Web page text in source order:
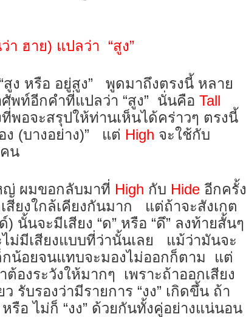
า ฮาย) แปลว่า “สูง”
ง หรือ อยู่สูง” พูดมาถึงตรงนี้ หลาย
พท์อีกคำที่แปลว่า “สูง” นั่นคือ Tall
อจะสรุปให้ท่านเห็นได้คร่าวๆ ตรงนี้
ง (บางอย่าง)” แต่ High จะใช้กับ
น
ญ่ ผมขอกลับมาที่ High กับ Hide อีกครั้ง
สียงใกล้เคียงกันมาก แต่ถ้าจะสังเกต
) นั้นจะมีเสียง “ด” หรือ “ดึ” ลงท้ายสั้นๆ
ไม่มีเสียงแบบที่ว่านั้นเลย แม้ว่ามันจะ
กน้อยจนแทบจะมองไม่ออกก็ตาม แต่
ต้องระวังให้มากๆ เพราะถ้าออกเสียง
รับรองว่ามีรายการ “งง” เกิดขึ้น ถ้า
รือ ไม่ก็ “งง” ด้วยกันทั้งคู่อย่างแน่นอน